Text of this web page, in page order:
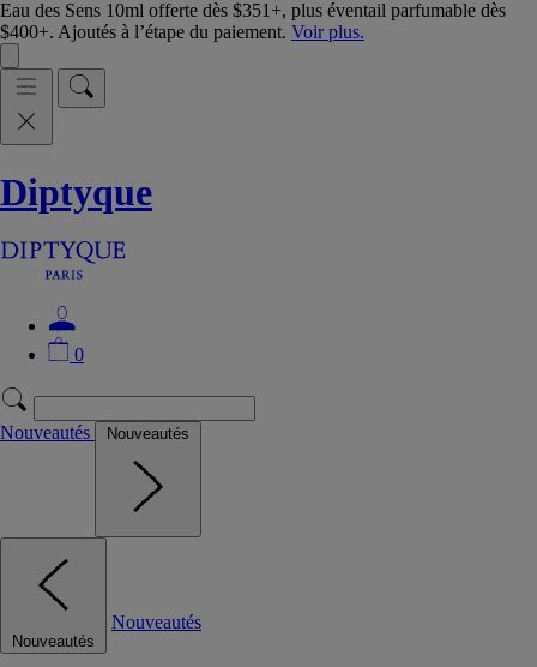
Eau des Sens 10ml offerte dès $351+, plus éventail parfumable dès
$400+. Ajoutés à l’étape du paiement. Voir plus.
Diptyque
0
Nouveautés Nouveautés
Nouveautés
Nouveautés